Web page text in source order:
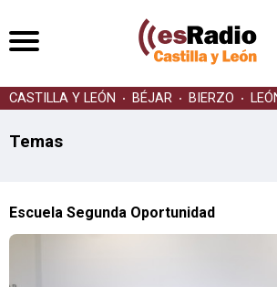
CASTILLA Y LEÓN BÉJAR BIERZO
Temas
Escuela Segunda Oportunidad